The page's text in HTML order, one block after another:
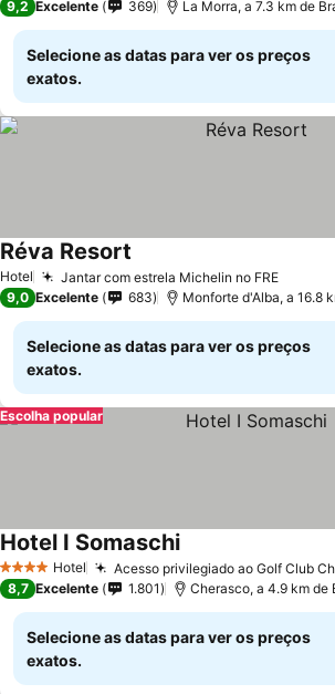
9,2 Excelente 369 La Morra, a 7.3 km de
Selecione as datas para ver os preços
exatos.
Hotel Jantar com estrela Michelin no FRE
Réva Resort
9,0 Excelente 683 Monforte d'Alba, a 16.8
Selecione as datas para ver os preços
exatos.
Escolha popular
4 EstrelasHotel Acesso privilegiado ao Golf Club
Hotel I Somaschi
8,7 Excelente 1.801 Cherasco, a 4.9 km de
Selecione as datas para ver os preços
exatos.